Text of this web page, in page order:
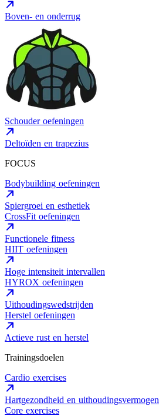
Boven- en onderrug
Schouder oefeningen
Deltoïden en trapezius
FOCUS
Bodybuilding oefeningen
Spiergroei en esthetiek
CrossFit oefeningen
Functionele fitness
HIIT oefeningen
Hoge intensiteit intervallen
HYROX oefeningen
Uithoudingswedstrijden
Herstel oefeningen
Actieve rust en herstel
Trainingsdoelen
Cardio exercises
Hartgezondheid en uithoudingsvermogen
Core exercises